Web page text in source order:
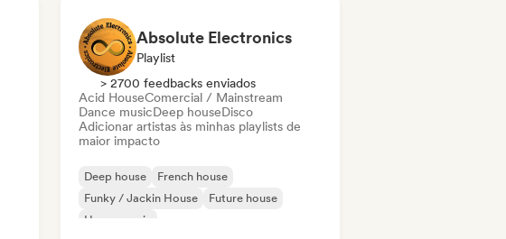
Absolute Electronics
Playlist
> 2700 feedbacks enviados
Acid HouseComercial / Mainstream
Dance musicDeep houseDisco
Adicionar artistas às minhas playlists de
maior impacto
Deep house
French house
Funky / Jackin House
Future house
House music